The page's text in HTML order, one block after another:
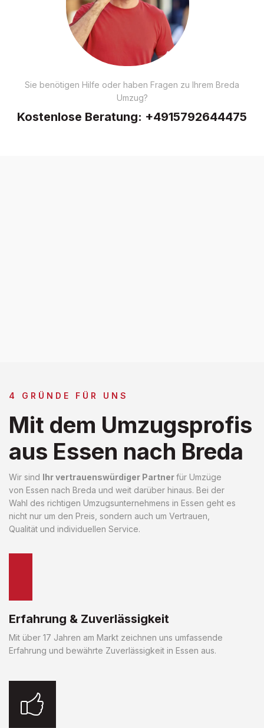
Sie benötigen Hilfe oder haben Fragen zu Ihrem Breda
Umzug?
Kostenlose Beratung: +4915792644475
4 GRÜNDE FÜR UNS
Mit dem Umzugsprofis
aus Essen nach Breda
Wir sind Ihr vertrauenswürdiger Partnerfür Umzüge
von Essen nach Breda und weit darüber hinaus. Bei der
Wahl des richtigen Umzugsunternehmens in Essen geht es
nicht nur um den Preis, sondern auch um Vertrauen,
Qualität und individuellen Service.
Erfahrung & Zuverlässigkeit
Mit über 17 Jahren am Markt zeichnen uns umfassende
Erfahrung und bewährte Zuverlässigkeit in Essen aus.